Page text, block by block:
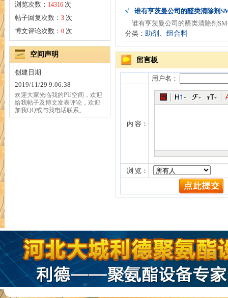
浏览次数： 14316 次
帖子回复次数： 3 次
博文评论次数： 0 次
空间声明
创建日期
2019/11/29 9:06:38
欢迎大家光临我的PU空间，欢迎
给我帖子及博文发表评论，欢迎
加我QQ或与我电话联系。
√
谁有亨茨曼公司的醛类清除剂
谁有亨茨曼公司的醛类清除剂
分类： 助剂、组合料
留言板
用户名：
内 容：
浏 览：